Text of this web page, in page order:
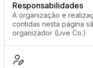
Responsabilidades
A organização e
contidas nesta página
organizador (Live Co.)